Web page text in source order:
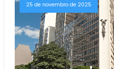
25 de novembro de 2025